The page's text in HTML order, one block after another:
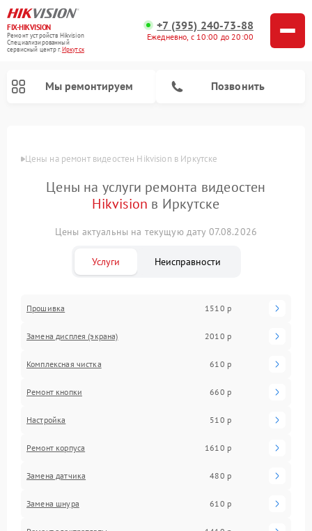
FIX-HIKVISION
Ремонт устройств Hikvision
Специализированный
cервисный центр г.Иркутск
+7 (395) 240-73-88
Ежедневно, с 10:00 до 20:00
Мы ремонтируем Позвонить
Цены на ремонт видеостен Hikvision в Иркутске
Цены на услуги ремонта видеостен
Hikvision в Иркутске
Цены актуальны на текущую дату 07.08.2026
Услуги Неисправности
Прошивка 1510 р
Замена дисплея (экрана) 2010 р
Комплексная чистка 610 р
Ремонт кнопки 660 р
Настройка 510 р
Ремонт корпуса 1610 р
Замена датчика 480 р
Замена шнура 610 р